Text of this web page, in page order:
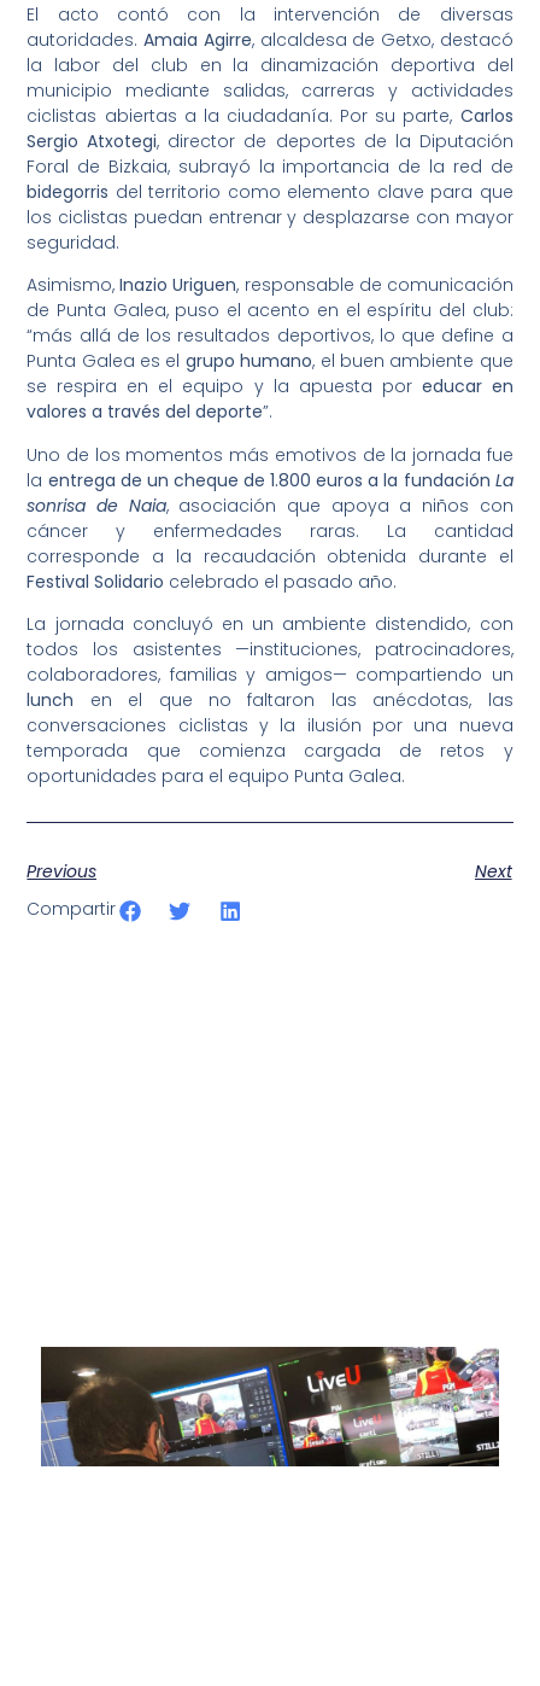
El acto contó con la intervención de diversas
autoridades.Amaia Agirre, alcaldesa de Getxo, destacó
la labor del club en la dinamización deportiva del
municipio mediante salidas, carreras y actividades
ciclistas abiertas a la ciudadanía. Por su parte, Carlos
Sergio Atxotegi, director de deportes de la Diputación
Foral de Bizkaia, subrayó la importancia de la red de
bidegorris del territorio como elemento clave para que
los ciclistas puedan entrenar y desplazarse con mayor
seguridad.
Asimismo,Inazio Uriguen, responsable de comunicación
de Punta Galea, puso el acento en el espíritu del club:
“más allá de los resultados deportivos, lo que define a
Punta Galea es el grupo humano, el buen ambiente que
se respira en el equipo y la apuesta por educar en
valores a través del deporte”.
Uno de los momentos más emotivos de la jornada fue
la entrega de un cheque de 1.800 euros a la fundación La
sonrisa de Naia, asociación que apoya a niños con
cáncer y enfermedades raras. La cantidad
corresponde a la recaudación obtenida durante el
Festival Solidario celebrado el pasado año.
La jornada concluyó en un ambiente distendido, con
todos los asistentes —instituciones, patrocinadores,
colaboradores, familias y amigos— compartiendo un
lunch en el que no faltaron las anécdotas, las
conversaciones ciclistas y la ilusión por una nueva
temporada que comienza cargada de retos y
oportunidades para el equipo Punta Galea.
Previous
Next
Compartir